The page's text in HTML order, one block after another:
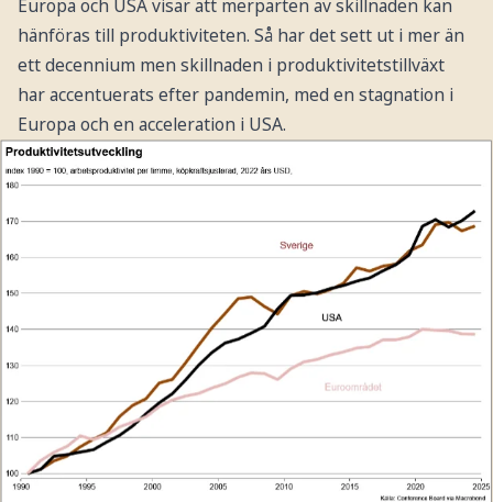
Europa och USA visar att merparten av skillnaden kan
hänföras till produktiviteten. Så har det sett ut i mer än
ett decennium men skillnaden i produktivitetstillväxt
har accentuerats efter pandemin, med en stagnation i
Europa och en acceleration i USA.